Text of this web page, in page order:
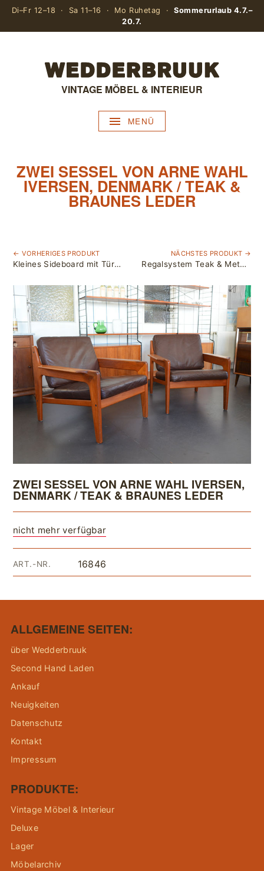
Di–Fr 12–18 · Sa 11–16 · Mo Ruhetag ·Sommerurlaub 4.7.–
20.7.
VINTAGE MÖBEL & INTERIEUR
MENÜ
ZWEI SESSEL VON ARNE WAHL
IVERSEN, DENMARK / TEAK &
BRAUNES LEDER
← VORHERIGES PRODUKT
Kleines Sideboard mit Türen / Teak / Lothar Wegner für Silberschild Wertmöbel
NÄCHSTES PRODUKT →
Regalsystem Teak & Metall / WHB
ZWEI SESSEL VON ARNE WAHL IVERSEN,
DENMARK / TEAK & BRAUNES LEDER
nicht mehr verfügbar
ART.-NR. 16846
ALLGEMEINE SEITEN:
über Wedderbruuk
Second Hand Laden
Ankauf
Neuigkeiten
Datenschutz
Kontakt
Impressum
PRODUKTE:
Vintage Möbel & Interieur
Deluxe
Lager
Möbelarchiv